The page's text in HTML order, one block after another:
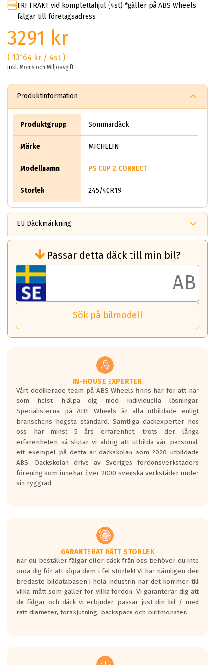
FRI FRAKT vid komplettahjul (4st) *gäller på ABS Wheels
fälgar till företagsadress
3291 kr
( 13164 kr / 4st )
inkl. Moms och Miljöavgift
Produktinformation
Produktgrupp Sommardäck
Märke MICHELIN
Modellnamn PS CUP 2 CONNECT
Storlek 245/40R19
EU Däckmärkning
bränsleförbrukningen)
Det ska vara en betygsskala från klass A
till G för rullmotstånd.
Ett klass A däck kommer ha 6,5% bättre
bränsleförbrukning än ett klass G däck.
Det betyder att om man kör 10,000 km,
så sparar man 50 liter bränsle med ett
vilken körstil du använder.
Våtgrepp egenskaper:
Betygsskalan är satt A till F. Där A påvisar
den kortaste bromssträckan och F är den
längsta.
Inga D eller G betyg delas ut för
personbilar och lätta lastbilar.
Betyget sätts efter ett test där däcken
skall bromsa in på en väg där det ligger
0.5-1.5 mm vatten.
I 80km/h kommer skillnaden på
Vid körning i över 50km/h brukar
rullmotståndets ljud överträffa
motorljudet.
På däckmärkningen kommer det finnas
en symbol av ett däck med vågar. Hög
bullernivå markeras med svarta vågor
medans de vita vågorna påvisar om det är
ett tyst däck.
regelverket som introduceras år 2016.
Passar detta däck till min bil?
Sök på bilmodell
IN-HOUSE EXPERTER
Vårt dedikerade team på ABS Wheels finns här för att när
som helst hjälpa dig med individuella lösningar.
Specialisterna på ABS Wheels är alla utbildade enligt
branschens högsta standard. Samtliga däckexperter hos
oss har minst 5 års erfarenhet, trots den långa
erfarenheten så slutar vi aldrig att utbilda vår personal,
ett exempel på detta är däckskolan som 2020 utbildade
ABS. Däckskolan drivs av Sveriges fordonsverkstäders
förening som innehar över 2000 svenska verkstäder under
sin ryggrad.
GARANTERAT RÄTT STORLEK
När du beställer fälgar eller däck från oss behöver du inte
oroa dig för att köpa dem i fel storlek! Vi har nämligen den
bredaste bildatabasen i hela industrin när det kommer till
vilka mått som gäller för vilka fordon. Vi garanterar dig att
de fälgar och däck vi erbjuder passar just din bil / med
rätt diameter, förskjutning, backspace och bultmönster.